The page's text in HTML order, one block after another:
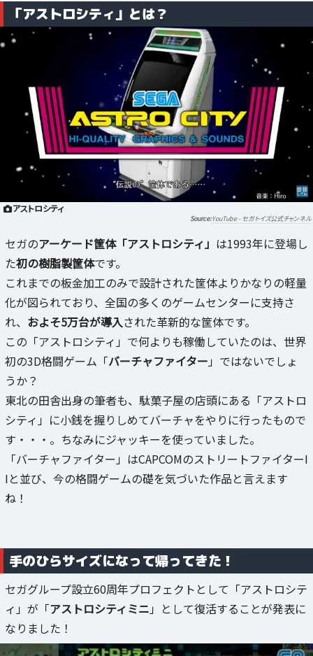
「アストロシティ」とは？
アストロシティ
YouTube - セガトイズ公式チャンネル
セガのアーケード筐体「アストロシティ」 は1993年に登場し
た初の樹脂製筐体です。
これまでの板金加工のみで設計された筐体よりかなりの軽量
化が図られており、全国の多くのゲームセンターに支持さ
れ、 およそ5万台が導入された革新的な筐体です。
この「アストロシティ」で何よりも稼働していたのは、世界
初の3D格闘ゲーム「バーチャファイター 」ではないでしょ
うか？
東北の田舎出身の筆者も、駄菓子屋の店頭にある「アストロ
シティ」に小銭を握りしめてバーチャをやりに行ったもので
す・・・。ちなみにジャッキーを使っていました。
「バーチャファイター」はCAPCOMのストリートファイターI
Iと並び、今の格闘ゲームの礎を気づいた作品と言えます
ね！
手のひらサイズになって帰ってきた！
セガグループ設立60周年プロフェクトとして「アストロシテ
ィ」が「アストロシティミニ 」として復活することが発表に
なりました！